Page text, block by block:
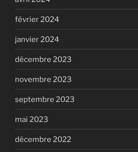
février 2024
janvier 2024
décembre 2023
novembre 2023
septembre 2023
mai 2023
décembre 2022